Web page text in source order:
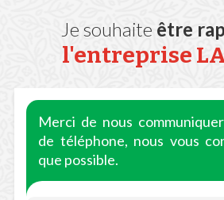
Je souhaite être
l'entreprise
Merci de nous
de téléphone, nous vous
que possible.